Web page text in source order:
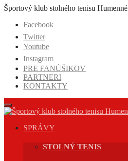
Prejsť
obsah
Športový klub stolného tenisu Humenné
Facebook
Twitter
Youtube
Instagram
PRE FANÚŠIKOV
PARTNERI
KONTAKTY
SPRÁVY
STOLNÝ TENIS